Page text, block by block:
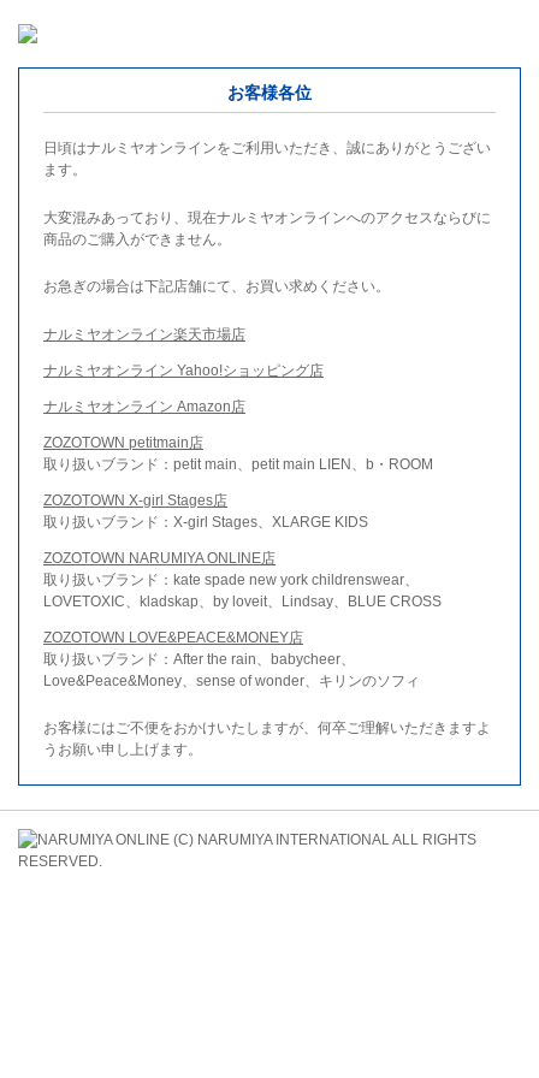
お客様各位
日頃はナルミヤオンラインをご利用いただき、誠にありがとうござい
ます。
大変混みあっており、現在ナルミヤオンラインへのアクセスならびに
商品のご購入ができません。
お急ぎの場合は下記店舗にて、お買い求めください。
ナルミヤオンライン楽天市場店
ナルミヤオンライン Yahoo!ショッピング店
ナルミヤオンライン Amazon店
ZOZOTOWN petitmain店
取り扱いブランド：petit main、petit main LIEN、b・ROOM
ZOZOTOWN X-girl Stages店
取り扱いブランド：X-girl Stages、XLARGE KIDS
ZOZOTOWN NARUMIYA ONLINE店
取り扱いブランド：kate spade new york childrenswear、
LOVETOXIC、kladskap、by loveit、Lindsay、BLUE CROSS
ZOZOTOWN LOVE&PEACE&MONEY店
取り扱いブランド：After the rain、babycheer、
Love&Peace&Money、sense of wonder、キリンのソフィ
お客様にはご不便をおかけいたしますが、何卒ご理解いただきますよ
うお願い申し上げます。